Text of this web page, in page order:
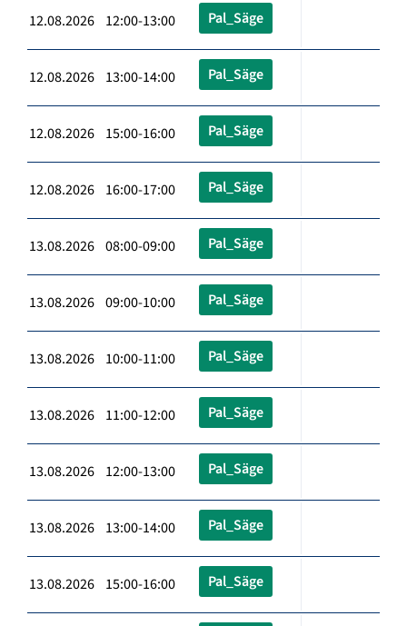
12.08.2026 12:00-13:00 Pal_Säge
12.08.2026 13:00-14:00 Pal_Säge
12.08.2026 15:00-16:00 Pal_Säge
12.08.2026 16:00-17:00 Pal_Säge
13.08.2026 08:00-09:00 Pal_Säge
13.08.2026 09:00-10:00 Pal_Säge
13.08.2026 10:00-11:00 Pal_Säge
13.08.2026 11:00-12:00 Pal_Säge
13.08.2026 12:00-13:00 Pal_Säge
13.08.2026 13:00-14:00 Pal_Säge
13.08.2026 15:00-16:00 Pal_Säge